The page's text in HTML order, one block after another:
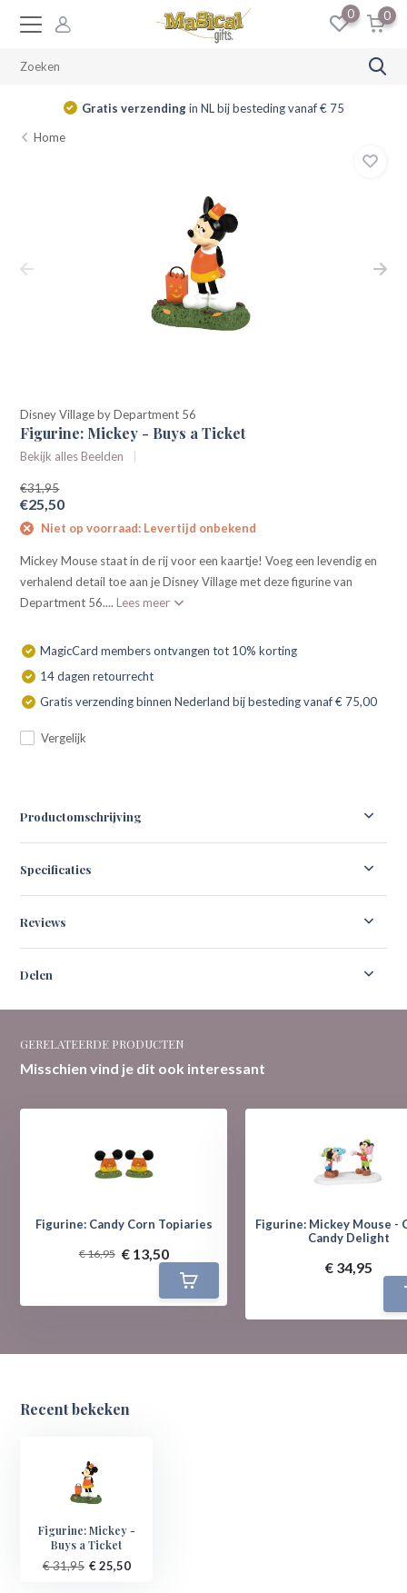
0 0
Gratis verzendingin NL bij besteding vanaf € 75
Home
Disney Village by Department 56
Figurine: Mickey - Buys a Ticket
Bekijk alles Beelden
€31,95
€25,50
Niet op voorraad: Levertijd onbekend
Mickey Mouse staat in de rij voor een kaartje! Voeg een levendig en
verhalend detail toe aan je Disney Village met deze figurine van
Department 56.... Lees meer
MagicCard members ontvangen tot 10% korting
14 dagen retourrecht
Gratis verzending binnen Nederland bij besteding vanaf € 75,00
Vergelijk
Productomschrijving
Specificaties
Reviews
Delen
GERELATEERDE PRODUCTEN
Misschien vind je dit ook interessant
Figurine: Candy Corn Topiaries
€ 16,95 € 13,50
Figurine: Mickey Mouse -
Candy Delight
€ 34,95
Recent bekeken
Figurine: Mickey -
Buys a Ticket
€ 31,95 € 25,50